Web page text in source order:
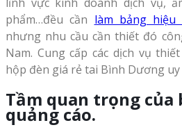
phẩm…đều cần làm bảng hiệu
nhưng nhu cầu cần thiết đó
Nam. Cung cấp các dịch vụ
hộp đèn giá rẻ tai Bình Dương
Tầm quan trọng của
quảng cáo.